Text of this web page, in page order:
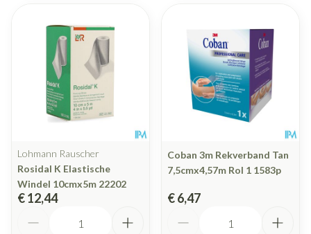
Lohmann Rauscher
Rosidal K Elastische
Windel 10cmx5m 22202
€ 12,44
Coban 3m Rekverband Tan
7,5cmx4,57m Rol 1 1583p
€ 6,47